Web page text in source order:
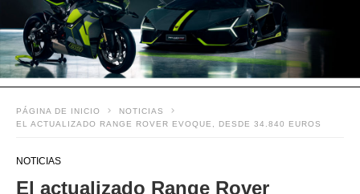
PÁGINA DE INICIO
NOTICIAS
EL ACTUALIZADO RANGE ROVER EVOQUE, DESDE 34.840 EUROS
NOTICIAS
El actualizado Range Rover